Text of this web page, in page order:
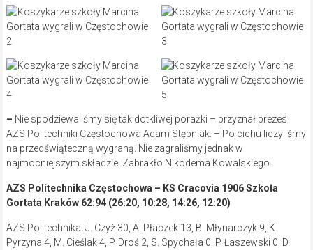
– Nie spodziewaliśmy się tak dotkliwej porażki – przyznał prezes
AZS Politechniki Częstochowa Adam Stępniak. – Po cichu liczyliśmy
na przedświąteczną wygraną. Nie zagraliśmy jednak w
najmocniejszym składzie. Zabrakło Nikodema Kowalskiego.
AZS Politechnika Częstochowa – KS Cracovia 1906 Szkoła
Gortata Kraków 62:94 (26:20, 10:28, 14:26, 12:20)
AZS Politechnika: J. Czyż 30, A. Płaczek 13, B. Młynarczyk 9, K.
Pyrzyna 4, M. Cieślak 4, P. Droś 2, S. Spychała 0, P. Łaszewski 0, D.